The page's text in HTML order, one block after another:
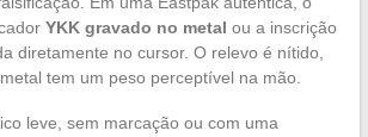
YKK gravado no metal ou a inscrição
diretamente no cursor. O relevo é nítido,
tem um peso perceptível na mão.
leve, sem marcação ou com uma